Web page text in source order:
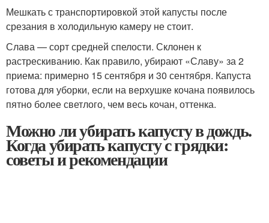
Мешкать с транспортировкой этой капусты после
срезания в холодильную камеру не стоит.
Слава — сорт средней спелости. Склонен к
растрескиванию. Как правило, убирают «Славу» за 2
приема: примерно 15 сентября и 30 сентября. Капуста
готова для уборки, если на верхушке кочана появилось
пятно более светлого, чем весь кочан, оттенка.
Можно ли убирать капусту в дождь.
Когда убирать капусту с грядки:
советы и рекомендации